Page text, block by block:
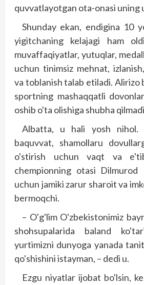
quvvatlayotgan ota-onasi uning
Shunday ekan, endigina 10
yigitchaning kelajagi ham
muvaffaqiyatlar, yutuqlar,
uchun tinimsiz mehnat,
va toblanish talab etiladi. Alirizo
sportning mashaqqatli
oshib o'ta olishiga shubha
Albatta, u hali yosh nihol.
baquvvat, shamollaru
o'stirish uchun vaqt va
chempionning otasi Dilmurod
uchun jamiki zarur sharoit va
bermoqchi.
– O'g'lim O'zbekistonimiz
shohsupalarida baland
yurtimizni dunyoga yanada
qo'shishini istayman, – dedi u.
Ezgu niyatlar ijobat bo'lsin,